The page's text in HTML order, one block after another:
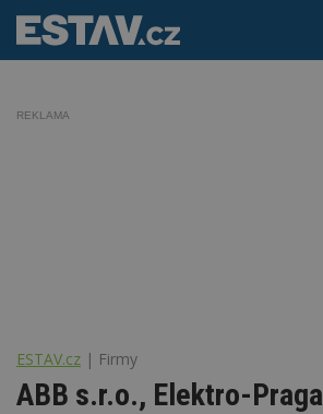
REKLAMA
ESTAV.cz Firmy
ABB s.r.o., Elektro-Praga